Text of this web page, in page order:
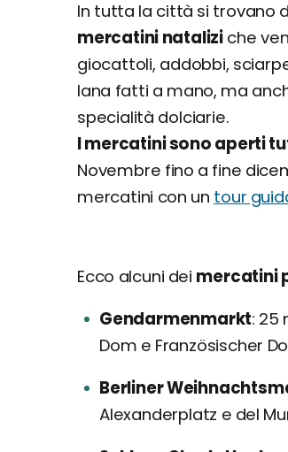
In tutta la città si trovano
mercatini nataliziche
giocattoli, addobbi,
lana fatti a mano, ma
specialità dolciarie.
I mercatini sono aperti
Novembre fino a fine
mercatini con un tour
Ecco alcuni dei mercatini
Gendarmenmarkt 25
Dom e Französischer
Berliner
Alexanderplatz e del